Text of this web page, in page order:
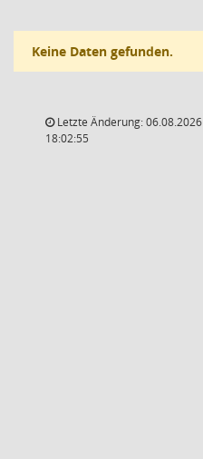
Keine Daten gefunden.
Letzte Änderung: 06.08.2026
18:02:55